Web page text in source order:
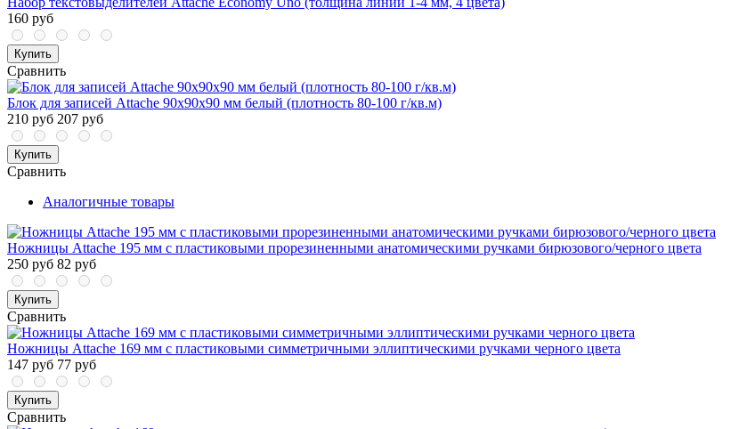
160 руб
Купить
Сравнить
Блок для записей Attache 90x90x90 мм белый (плотность 80-100 г/кв.м)
210 руб 207 руб
Купить
Сравнить
Аналогичные товары
Ножницы Attache 195 мм с пластиковыми прорезиненными анатомическими ручками бирюзового/черного цвета
250 руб 82 руб
Купить
Сравнить
Ножницы Attache 169 мм с пластиковыми симметричными эллиптическими ручками черного цвета
147 руб 77 руб
Купить
Сравнить